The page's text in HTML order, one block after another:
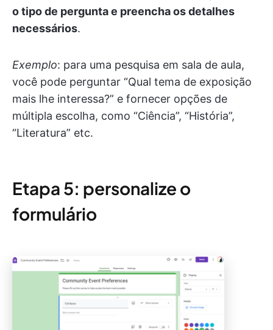
o tipo de pergunta e preencha os detalhes
necessários.
Exemplo: para uma pesquisa em sala de aula,
você pode perguntar “Qual tema de exposição
mais lhe interessa?” e fornecer opções de
múltipla escolha, como “Ciência”, “História”,
“Literatura” etc.
Etapa 5: personalize o
formulário